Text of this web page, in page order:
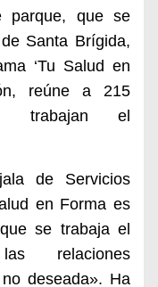
parque, que se
Santa Brígida,
‘Tu Salud en
reúne a 215
trabajan el
de Servicios
en Forma es
se trabaja el
relaciones
deseada». Ha